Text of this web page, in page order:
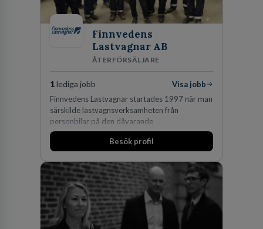
Finnvedens
Lastvagnar AB
ÅTERFÖRSÄLJARE
1lediga jobb
Visa jobb
Finnvedens Lastvagnar startades 1997 när man
särskilde lastvagnsverksamheten från
personbilar på den dåvarande
huvudanläggningen i Värnamo. Sedan dess har
man expanderat kraftigt genom ett antal
den största privata återförsäljaren av Volvo
Lastvagnar och finns representerade på 20
orter i södra Sverige.
Besök profil